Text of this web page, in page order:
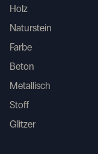
Holz
Naturstein
Farbe
Beton
Metallisch
Stoff
Glitzer